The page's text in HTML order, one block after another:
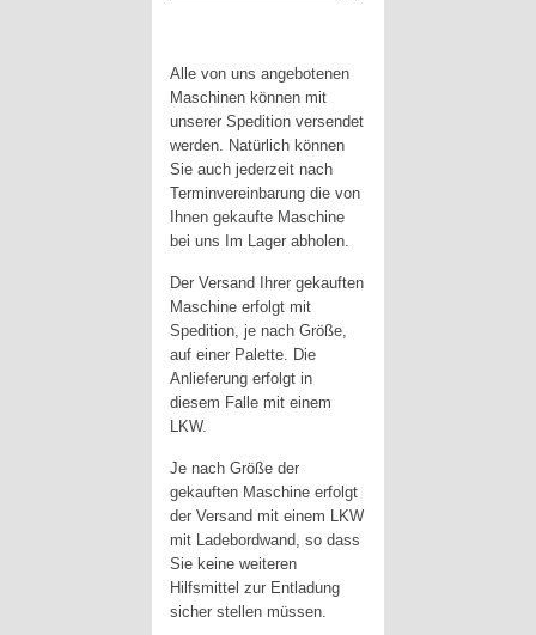
Alle von uns angebotenen
Maschinen können mit
unserer Spedition versendet
werden. Natürlich können
Sie auch jederzeit nach
Terminvereinbarung die von
Ihnen gekaufte Maschine
bei uns Im Lager abholen.
Der Versand Ihrer gekauften
Maschine erfolgt mit
Spedition, je nach Größe,
auf einer Palette. Die
Anlieferung erfolgt in
diesem Falle mit einem
LKW.
Je nach Größe der
gekauften Maschine erfolgt
der Versand mit einem LKW
mit Ladebordwand, so dass
Sie keine weiteren
Hilfsmittel zur Entladung
sicher stellen müssen.